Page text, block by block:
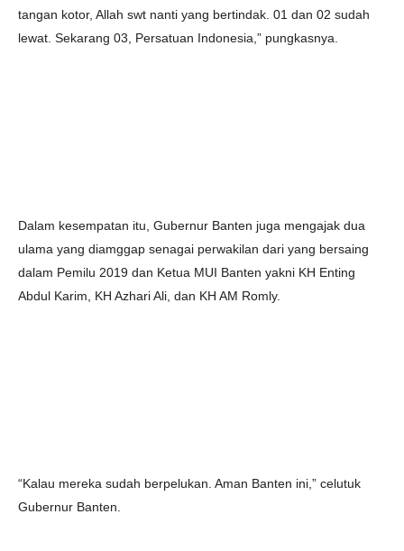
tangan kotor, Allah swt nanti yang bertindak. 01 dan 02 sudah
lewat. Sekarang 03, Persatuan Indonesia,” pungkasnya.
Dalam kesempatan itu, Gubernur Banten juga mengajak dua
ulama yang diamggap senagai perwakilan dari yang bersaing
dalam Pemilu 2019 dan Ketua MUI Banten yakni KH Enting
Abdul Karim, KH Azhari Ali, dan KH AM Romly.
“Kalau mereka sudah berpelukan. Aman Banten ini,” celutuk
Gubernur Banten.